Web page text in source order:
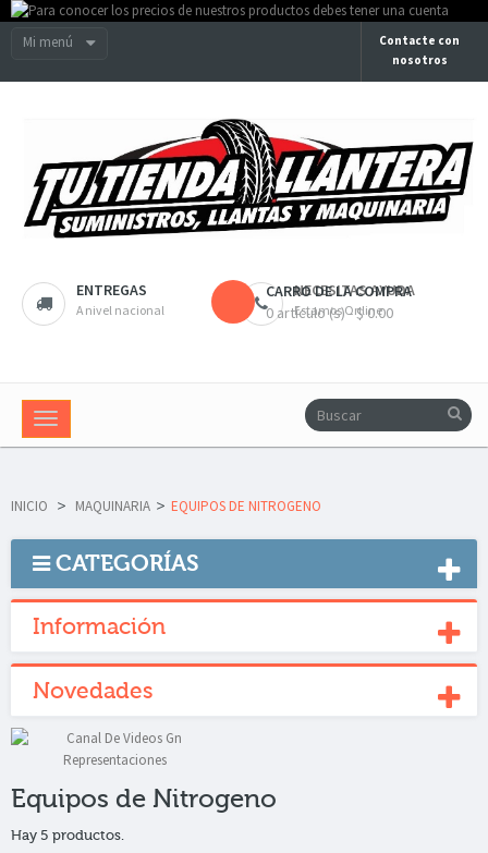
Mi menú
Contacte con
nosotros
ENTREGAS
A nivel nacional
NECESITAS AYUDA
Estamos Online
CARRO DE LA COMPRA
0 artículo (s) - $ 0.00
Navegación
Toggle
INICIO > MAQUINARIA > EQUIPOS DE NITROGENO
CATEGORÍAS
Información
Novedades
Equipos de Nitrogeno
Hay 5 productos.